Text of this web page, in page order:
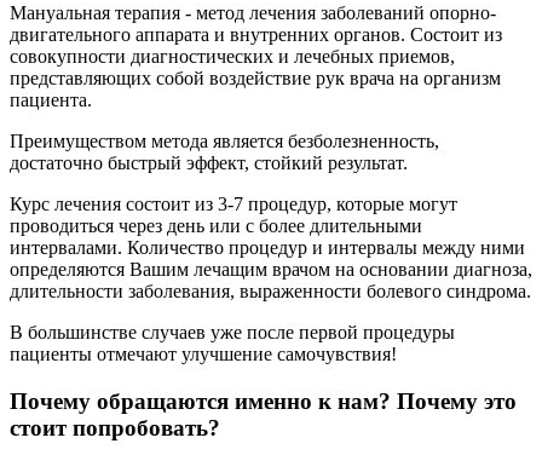
Мануальная терапия - метод лечения заболеваний опорно-
двигательного аппарата и внутренних органов. Состоит из
совокупности диагностических и лечебных приемов,
представляющих собой воздействие рук врача на организм
пациента.
Преимуществом метода является безболезненность,
достаточно быстрый эффект, стойкий результат.
Курс лечения состоит из 3-7 процедур, которые могут
проводиться через день или с более длительными
интервалами. Количество процедур и интервалы между ними
определяются Вашим лечащим врачом на основании диагноза,
длительности заболевания, выраженности болевого синдрома.
В большинстве случаев уже после первой процедуры
пациенты отмечают улучшение самочувствия!
Почему обращаются именно к нам? Почему это
стоит попробовать?